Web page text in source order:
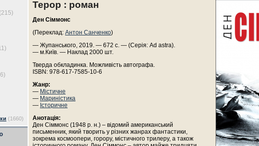
(215)
(1660)
Терор : роман
Ден Сіммонс
(Переклад: Антон Санченко)
— Жупанського, 2019. — 672 с. — (Серія: Ad astra).
— м.Київ. — Наклад 2000 шт.
Тверда обкладинка. Можливість автографа.
ISBN: 978-617-7585-10-6
Жанр:
— Містичне
— Мариністика
— Історичне
Анотація:
Ден Сіммонс (1948 р. н.) – відомий американський
письменник, який творить у різних жанрах фантастики,
зокрема космоопери, горору, містичного трилеру, а також